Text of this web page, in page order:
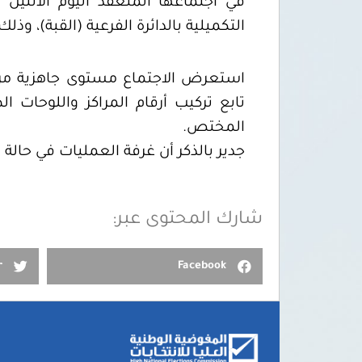
التكميلية بالدائرة الفرعية
استعرض الاجتماع مستوى جاهزية مراكز
تابع تركيب أرقام المراكز
المختص.
جدير بالذكر أن غرفة العمليات في حالة
شارك المحتوى عبر:
Facebook